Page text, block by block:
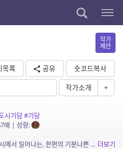
작가
제안
록 공유
숏코드복사
작가소개 +
시기담#기담
매 | 성향:
소개: 비읍시라는 낙후된 중소도시에서 일어나는, 한편의 기분나쁜 이야기들을 담았습니다. 더보기